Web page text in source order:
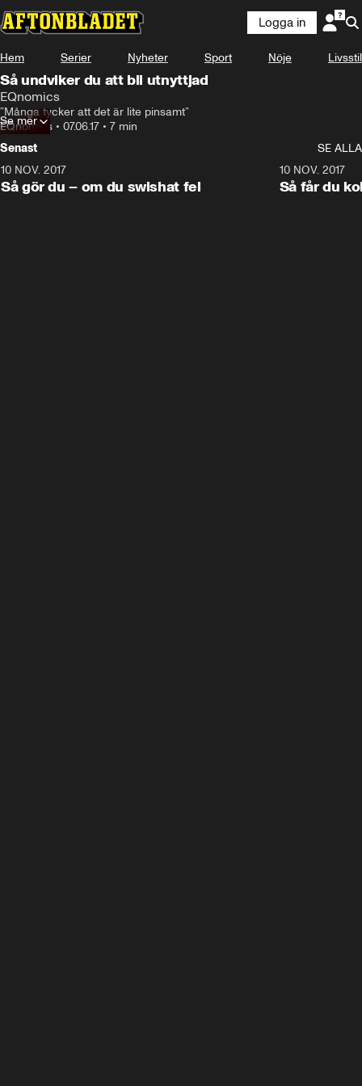
Logga in
Hem Serier Nyheter Sport Nöje Livsstil
Så undviker du att bli utnyttjad
EQnomics
”Många tycker att det är lite pinsamt”
EQnomics • 07.06.17 • 7 min
Se mer
Senast
SE ALLA
10 NOV. 2017
Så gör du – om du swishat fel
10 NOV. 2017
Så får du